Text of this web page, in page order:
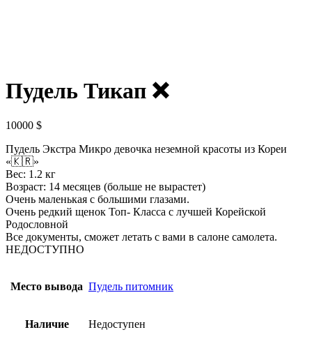
Пудель Тикап ❌️
10000 $
Пудель Экстра Микро девочка неземной красоты из Кореи
«🇰🇷»
Вес: 1.2 кг
Возраст: 14 месяцев (больше не вырастет)
Очень маленькая с большими глазами.
Очень редкий щенок Топ- Класса с лучшей Корейской
Родословной
Все документы, сможет летать с вами в салоне самолета.
НЕДОСТУПНО
Место вывода Пудель питомник
Наличие Недоступен